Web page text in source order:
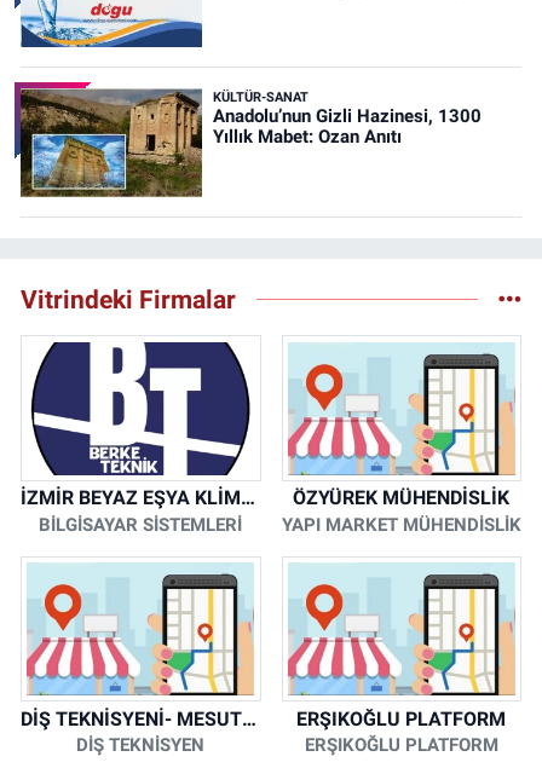
KÜLTÜR-SANAT
Anadolu’nun Gizli Hazinesi, 1300
Yıllık Mabet: Ozan Anıtı
Vitrindeki Firmalar
İZMİR BEYAZ EŞYA KLİMA KOMBİ SERVİSİ
BİLGİSAYAR SİSTEMLERİ
ÖZYÜREK MÜHENDİSLİK
YAPI MARKET MÜHENDİSLİK
DİŞ TEKNİSYENİ- MESUT KORKMAZ
DİŞ TEKNİSYEN
ERŞIKOĞLU PLATFORM
ERŞIKOĞLU PLATFORM